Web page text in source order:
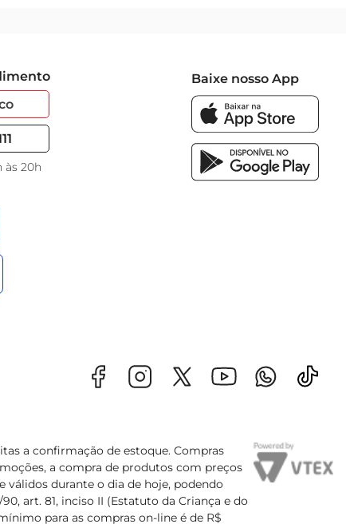
às 20h
Baixe nosso App
a confirmação de estoque. Compras
a compra de produtos com preços
válidos durante o dia de hoje, podendo
art. 81, inciso II (Estatuto da Criança e do
para as compras on-line é de R$